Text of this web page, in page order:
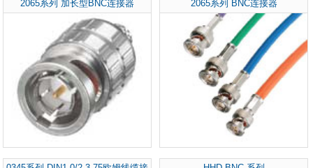
2065系列 加长型BNC连接器 2065系列 BNC连接器